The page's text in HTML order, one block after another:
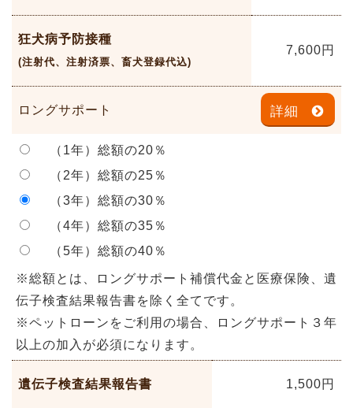
狂犬病予防接種
(注射代、注射済票、畜犬登録代込)
7,600円
ロングサポート 詳細
（1年）総額の20％
（2年）総額の25％
（3年）総額の30％
（4年）総額の35％
（5年）総額の40％
※総額とは、ロングサポート補償代金と医療保険、遺
伝子検査結果報告書を除く全てです。
※ペットローンをご利用の場合、ロングサポート３年
以上の加入が必須になります。
遺伝子検査結果報告書 1,500円